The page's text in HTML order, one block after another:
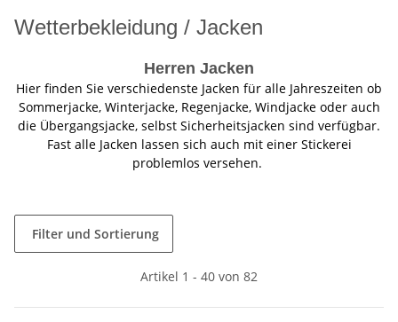
Wetterbekleidung / Jacken
Herren Jacken
Hier finden Sie verschiedenste Jacken für alle Jahreszeiten ob
Sommerjacke, Winterjacke, Regenjacke, Windjacke oder auch
die Übergangsjacke, selbst Sicherheitsjacken sind verfügbar.
Fast alle Jacken lassen sich auch mit einer Stickerei
problemlos versehen.
Filter und Sortierung
Artikel 1 - 40 von 82